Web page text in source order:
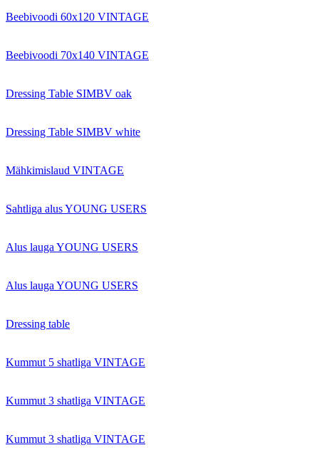
Beebivoodi 60x120 VINTAGE
Beebivoodi 70x140 VINTAGE
Dressing Table SIMBV oak
Dressing Table SIMBV white
Mähkimislaud VINTAGE
Sahtliga alus YOUNG USERS
Alus lauga YOUNG USERS
Alus lauga YOUNG USERS
Dressing table
Kummut 5 shatliga VINTAGE
Kummut 3 shatliga VINTAGE
Kummut 3 shatliga VINTAGE